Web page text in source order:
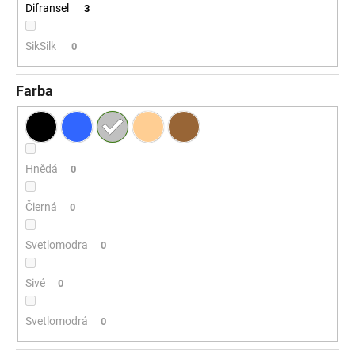
Difransel 3
SikSilk 0
Farba
Hnědá 0
Čierná 0
Svetlomodra 0
Sivé 0
Svetlomodrá 0